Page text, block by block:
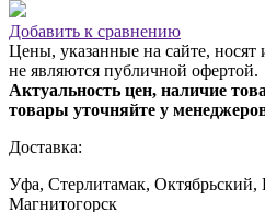
Добавить к сравнению
Цены, указанные на сайте,
не являются публичной офертой.
Актуальность цен, наличие
товары уточняйте у
Доставка:
Уфа, Стерлитамак, Октябрьский,
Магнитогорск